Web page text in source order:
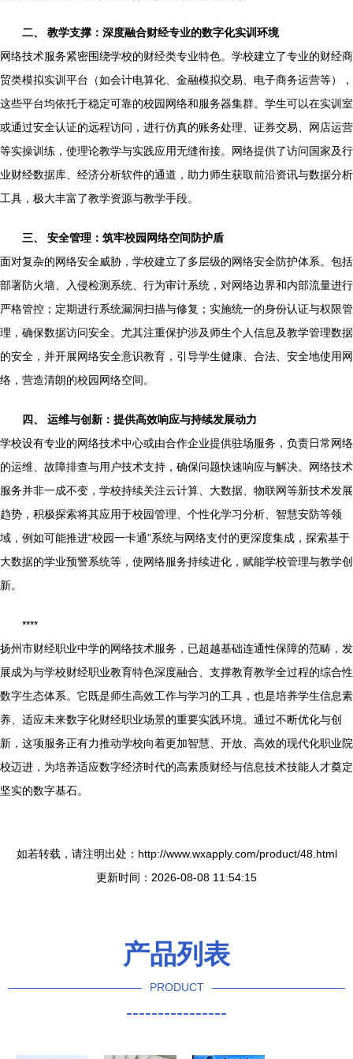
二、 教学支撑：深度融合财经专业的数字化实训环境
网络技术服务紧密围绕学校的财经类专业特色。学校建立了专业的财经商
贸类模拟实训平台（如会计电算化、金融模拟交易、电子商务运营等），
这些平台均依托于稳定可靠的校园网络和服务器集群。学生可以在实训室
或通过安全认证的远程访问，进行仿真的账务处理、证券交易、网店运营
等实操训练，使理论教学与实践应用无缝衔接。网络提供了访问国家及行
业财经数据库、经济分析软件的通道，助力师生获取前沿资讯与数据分析
工具，极大丰富了教学资源与教学手段。
三、 安全管理：筑牢校园网络空间防护盾
面对复杂的网络安全威胁，学校建立了多层级的网络安全防护体系。包括
部署防火墙、入侵检测系统、行为审计系统，对网络边界和内部流量进行
严格管控；定期进行系统漏洞扫描与修复；实施统一的身份认证与权限管
理，确保数据访问安全。尤其注重保护涉及师生个人信息及教学管理数据
的安全，并开展网络安全意识教育，引导学生健康、合法、安全地使用网
络，营造清朗的校园网络空间。
四、 运维与创新：提供高效响应与持续发展动力
学校设有专业的网络技术中心或由合作企业提供驻场服务，负责日常网络
的运维、故障排查与用户技术支持，确保问题快速响应与解决。网络技术
服务并非一成不变，学校持续关注云计算、大数据、物联网等新技术发展
趋势，积极探索将其应用于校园管理、个性化学习分析、智慧安防等领
域，例如可能推进“校园一卡通”系统与网络支付的更深度集成，探索基于
大数据的学业预警系统等，使网络服务持续进化，赋能学校管理与教学创
新。
****
扬州市财经职业中学的网络技术服务，已超越基础连通性保障的范畴，发
展成为与学校财经职业教育特色深度融合、支撑教育教学全过程的综合性
数字生态体系。它既是师生高效工作与学习的工具，也是培养学生信息素
养、适应未来数字化财经职业场景的重要实践环境。通过不断优化与创
新，这项服务正有力推动学校向着更加智慧、开放、高效的现代化职业院
校迈进，为培养适应数字经济时代的高素质财经与信息技术技能人才奠定
坚实的数字基石。
如若转载，请注明出处：http://www.wxapply.com/product/48.html
更新时间：2026-08-08 11:54:15
产品列表
PRODUCT
----------------